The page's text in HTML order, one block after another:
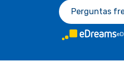
Perguntas